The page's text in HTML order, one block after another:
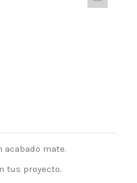
acabado mate.
tus proyecto.